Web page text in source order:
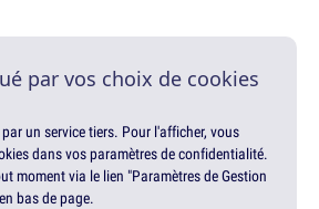
par vos choix de cookies
un service tiers. Pour l'afficher, vous
dans vos paramètres de confidentialité.
moment via le lien "Paramètres de Gestion
bas de page.